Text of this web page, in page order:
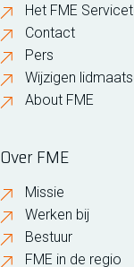
Het FME
Contact
Pers
Wijzigen
About FME
Over FME
Missie
Werken bij
Bestuur
FME in de regio